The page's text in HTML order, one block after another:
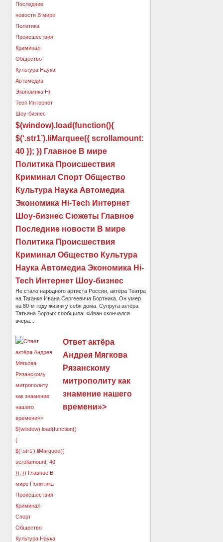
$(window).load(function(){
$(‘.str1’).liMarquee({ scrollamount:
40 }); }) Главное В мире
Политика Происшествия
Криминал Спорт Общество
Культура Наука Автомедиа
Экономика Hi-Tech Интернет
Шоу-бизнес Сюжеты Главное
Последние новости В мире
Политика Происшествия
Криминал Общество Культура
Наука Автомедиа Экономика Hi-
Tech Интернет Шоу-бизнес
Не стало народного артиста России, актёра Театра
на Таганке Ивана Сергеевича Бортника. Он умер
на 80-м году жизни у себя дома. Супруга актёра
Татьяна Борзых сообщила: «Иван скончался
вчера...
Ответ актёра
Андрея Мягкова
Рязанскому
митрополиту как
знамение нашего
времени»>